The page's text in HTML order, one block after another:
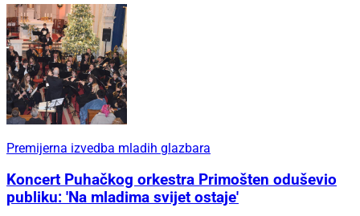
Premijerna izvedba mladih glazbara
Koncert Puhačkog orkestra Primošten oduševio
publiku: 'Na mladima svijet ostaje'